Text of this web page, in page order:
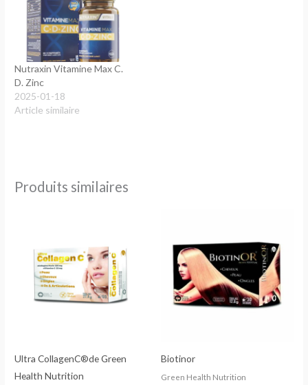
Nutraxin Vitamine Max C.
D. Zinc
2025-01-18
Article similaire
Produits similaires
Ultra CollagenC®de Green
Health Nutrition
Biotinor
Green Health Nutrition